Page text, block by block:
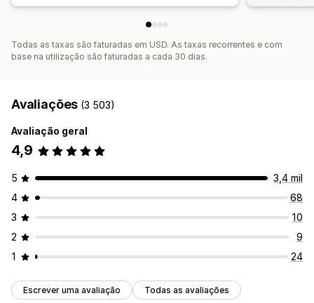
Todas as taxas são faturadas em USD. As taxas recorrentes e com
base na utilização são faturadas a cada 30 dias.
Avaliações (3 503)
Avaliação geral
4,9
5
3,4 mil
4
68
3
10
2
9
1
24
Escrever uma avaliação Todas as avaliações